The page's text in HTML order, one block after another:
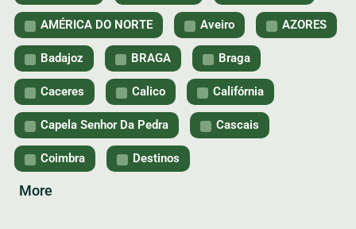
AMÉRICA DO NORTE Aveiro AZORES
Badajoz BRAGA Braga
Caceres Calico Califórnia
Capela Senhor Da Pedra Cascais
Coimbra Destinos
More